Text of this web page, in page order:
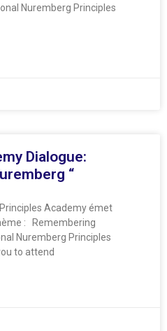
Nuremberg Principles
Dialogue:
“
Academy émet
: Remembering
Nuremberg Principles
to attend